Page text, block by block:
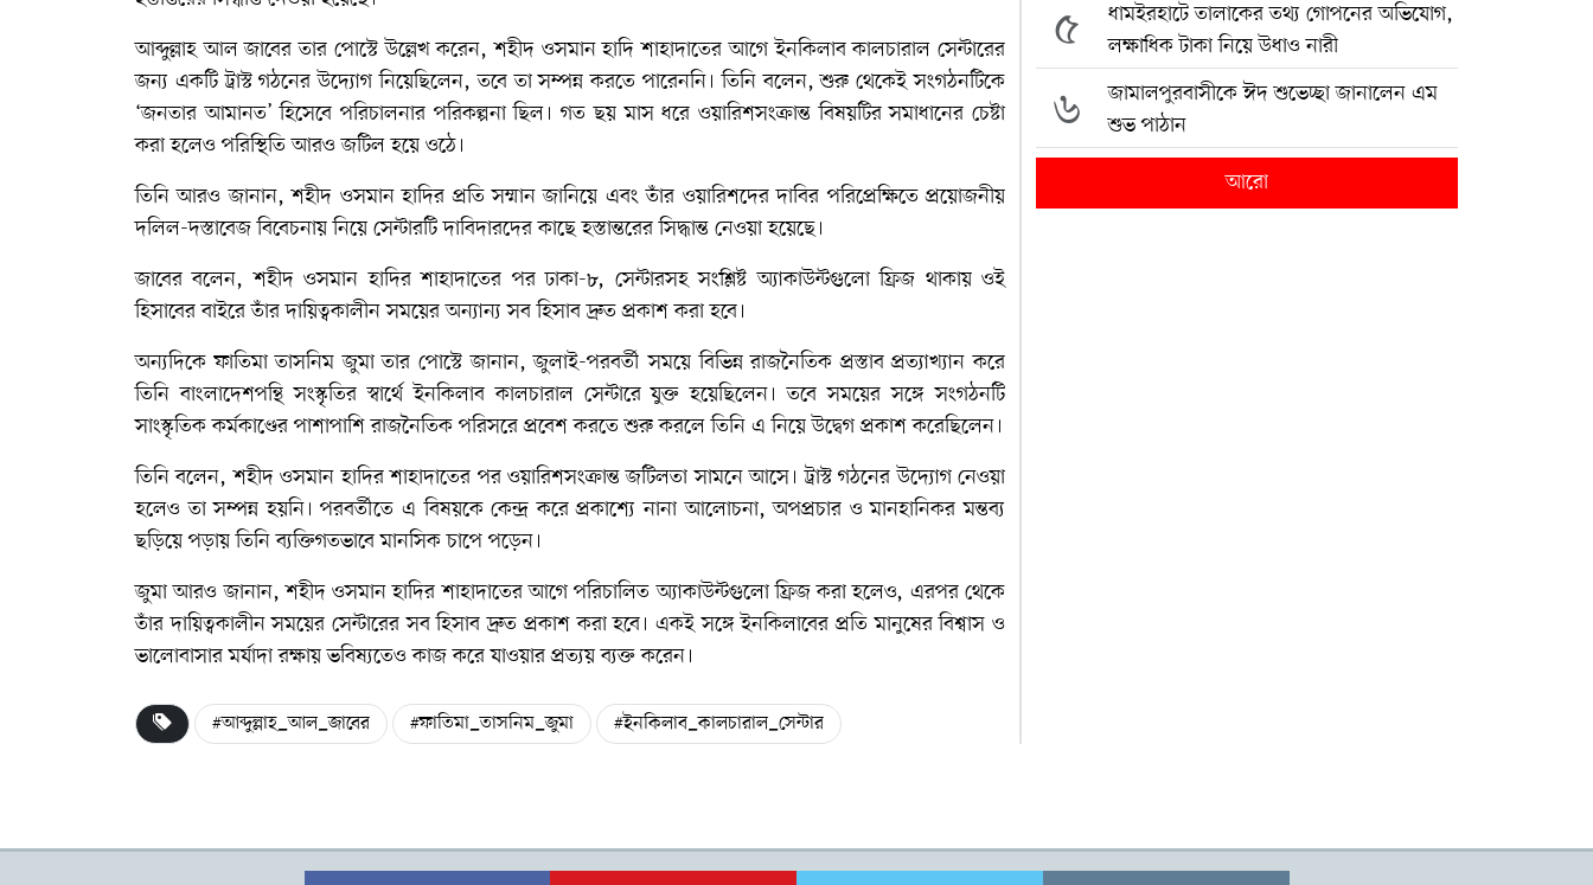
আব্দুল্লাহ আল জাবের তার পোস্টে উল্লেখ করেন, শহীদ ওসমান হাদি শাহাদাতের আগে ইনকিলাব কালচারাল সেন্টারের
জন্য একটি ট্রাস্ট গঠনের উদ্যোগ নিয়েছিলেন, তবে তা সম্পন্ন করতে পারেননি। তিনি বলেন, শুরু থেকেই সংগঠনটিকে
‘জনতার আমানত’ হিসেবে পরিচালনার পরিকল্পনা ছিল। গত ছয় মাস ধরে ওয়ারিশসংক্রান্ত বিষয়টির সমাধানের চেষ্টা
করা হলেও পরিস্থিতি আরও জটিল হয়ে ওঠে।
তিনি আরও জানান, শহীদ ওসমান হাদির প্রতি সম্মান জানিয়ে এবং তাঁর ওয়ারিশদের দাবির পরিপ্রেক্ষিতে প্রয়োজনীয়
দলিল-দস্তাবেজ বিবেচনায় নিয়ে সেন্টারটি দাবিদারদের কাছে হস্তান্তরের সিদ্ধান্ত নেওয়া হয়েছে।
জাবের বলেন, শহীদ ওসমান হাদির শাহাদাতের পর ঢাকা-৮, সেন্টারসহ সংশ্লিষ্ট অ্যাকাউন্টগুলো ফ্রিজ থাকায় ওই
হিসাবের বাইরে তাঁর দায়িত্বকালীন সময়ের অন্যান্য সব হিসাব দ্রুত প্রকাশ করা হবে।
অন্যদিকে ফাতিমা তাসনিম জুমা তার পোস্টে জানান, জুলাই-পরবর্তী সময়ে বিভিন্ন রাজনৈতিক প্রস্তাব প্রত্যাখ্যান করে
তিনি বাংলাদেশপন্থি সংস্কৃতির স্বার্থে ইনকিলাব কালচারাল সেন্টারে যুক্ত হয়েছিলেন। তবে সময়ের সঙ্গে সংগঠনটি
সাংস্কৃতিক কর্মকাণ্ডের পাশাপাশি রাজনৈতিক পরিসরে প্রবেশ করতে শুরু করলে তিনি এ নিয়ে উদ্বেগ প্রকাশ করেছিলেন।
তিনি বলেন, শহীদ ওসমান হাদির শাহাদাতের পর ওয়ারিশসংক্রান্ত জটিলতা সামনে আসে। ট্রাস্ট গঠনের উদ্যোগ নেওয়া
হলেও তা সম্পন্ন হয়নি। পরবর্তীতে এ বিষয়কে কেন্দ্র করে প্রকাশ্যে নানা আলোচনা, অপপ্রচার ও মানহানিকর মন্তব্য
ছড়িয়ে পড়ায় তিনি ব্যক্তিগতভাবে মানসিক চাপে পড়েন।
জুমা আরও জানান, শহীদ ওসমান হাদির শাহাদাতের আগে পরিচালিত অ্যাকাউন্টগুলো ফ্রিজ করা হলেও, এরপর থেকে
তাঁর দায়িত্বকালীন সময়ের সেন্টারের সব হিসাব দ্রুত প্রকাশ করা হবে। একই সঙ্গে ইনকিলাবের প্রতি মানুষের বিশ্বাস ও
ভালোবাসার মর্যাদা রক্ষায় ভবিষ্যতেও কাজ করে যাওয়ার প্রত্যয় ব্যক্ত করেন।
#আব্দুল্লাহ_আল_জাবের #ফাতিমা_তাসনিম_জুমা #ইনকিলাব_কালচারাল_সেন্টার
৫
ধামইরহাটে তালাকের তথ্য গোপনের অভিযোগ,
লক্ষাধিক টাকা নিয়ে উধাও নারী
৬
জামালপুরবাসীকে ঈদ শুভেচ্ছা জানালেন এম
শুভ পাঠান
আরো